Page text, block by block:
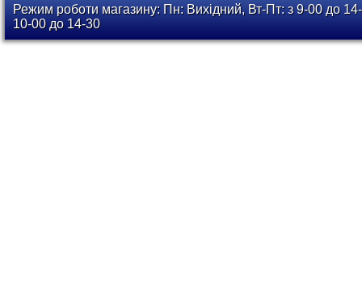
Режим роботи магазину: Пн: Вихідний, Вт-Пт: з 9-00 до
10-00 до 14-30